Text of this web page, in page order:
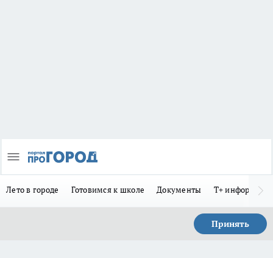
Лето в городе Готовимся к школе Документы Т+
Принять